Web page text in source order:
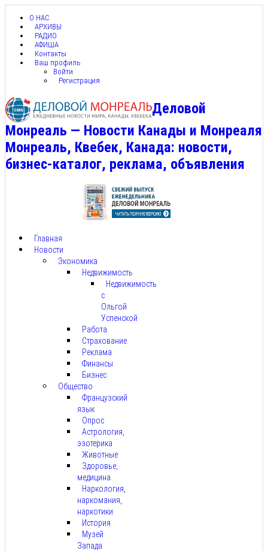
О НАС
АРХИВЫ
РАДИО
АФИША
Контакты
Ваш профиль
Войти
Регистрация
Деловой
Монреаль — Новости Канады и Монреаля
Монреаль, Квебек, Канада: новости,
бизнес-каталог, реклама, объявления
Главная
Новости
Экономика
Недвижимость
Недвижимость
с
Ольгой
Успенской
Работа
Страхование
Реклама
Финансы
Бизнес
Общество
Французский
язык
Опрос
Астрология,
эзотерика
Животные
Здоровье,
медицина
Наркология,
наркомания,
наркотики
История
Музей
Запада